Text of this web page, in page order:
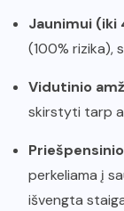
Jaunimui (iki
(100% rizika),
Vidutinio
skirstyti tarp
perkeliama į
išvengta